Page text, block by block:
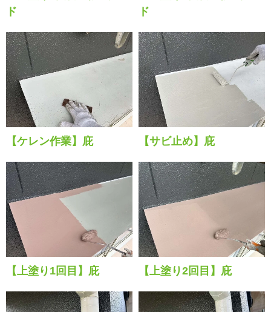
ド
ド
【ケレン作業】庇 【サビ止め】庇
【上塗り1回目】庇 【上塗り2回目】庇